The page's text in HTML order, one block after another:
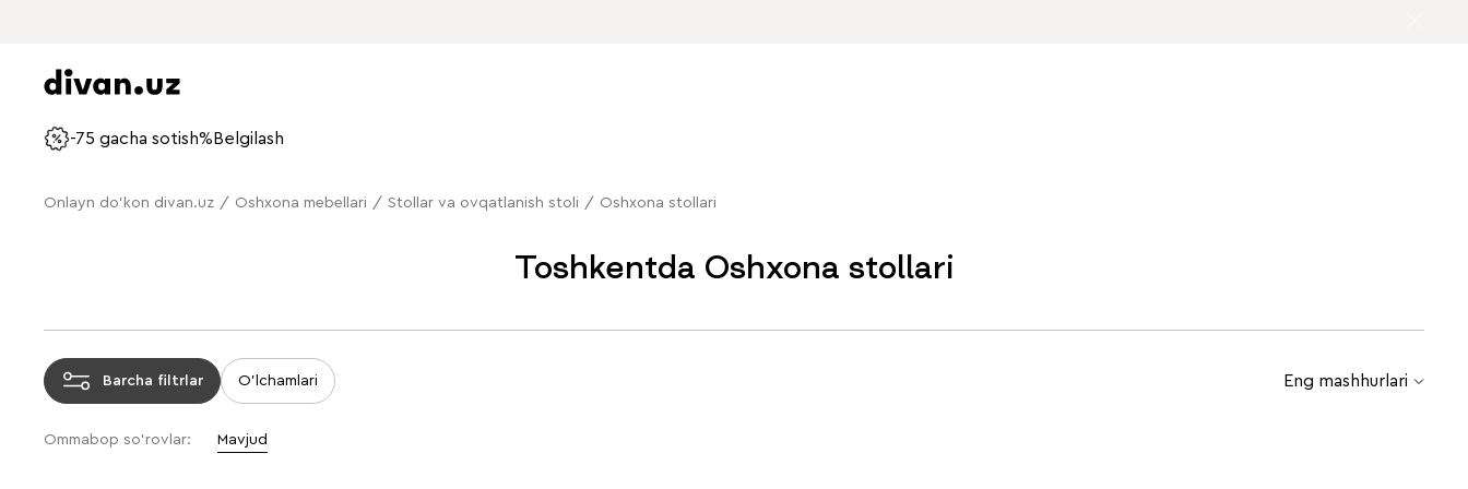
-75 gacha sotish% Belgilash
Onlayn do'kon divan.uz / Oshxona mebellari / Stollar va ovqatlanish stoli / Oshxona stollari
Toshkentda Oshxona stollari
Barcha filtrlar O'lchamlari Eng mashhurlari
Ommabop so'rovlar: Mavjud